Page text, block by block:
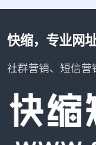
快缩，专业网
社群营销、短信营